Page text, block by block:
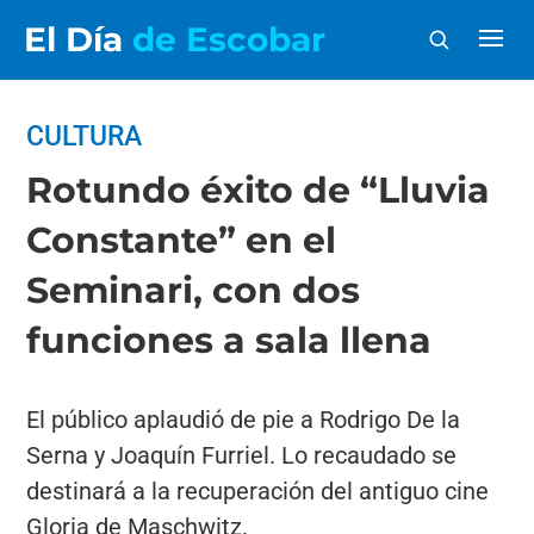
El Día de Escobar
CULTURA
Rotundo éxito de “Lluvia
Constante” en el
Seminari, con dos
funciones a sala llena
El público aplaudió de pie a Rodrigo De la
Serna y Joaquín Furriel. Lo recaudado se
destinará a la recuperación del antiguo cine
Gloria de Maschwitz.